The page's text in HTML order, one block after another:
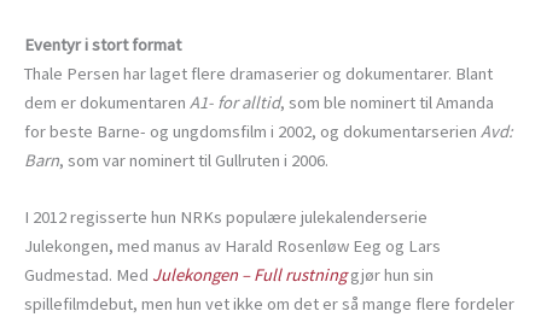
Eventyr i stort format
Thale Persen har laget flere dramaserier og dokumentarer. Blant
dem er dokumentaren A1- for alltid, som ble nominert til Amanda
for beste Barne- og ungdomsfilm i 2002, og dokumentarserien Avd:
Barn, som var nominert til Gullruten i 2006.
I 2012 regisserte hun NRKs populære julekalenderserie
Julekongen, med manus av Harald Rosenløw Eeg og Lars
Gudmestad. Med Julekongen – Full rustninggjør hun sin
spillefilmdebut, men hun vet ikke om det er så mange flere fordeler